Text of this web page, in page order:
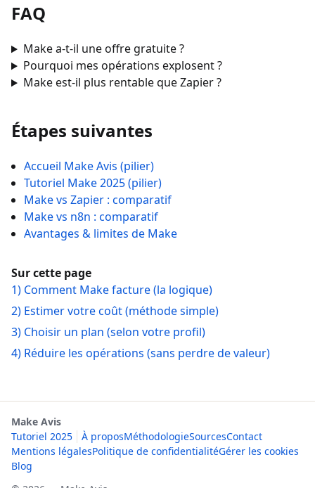
FAQ
Make a-t-il une offre gratuite ?
Pourquoi mes opérations explosent ?
Make est-il plus rentable que Zapier ?
Étapes suivantes
Accueil Make Avis (pilier)
Tutoriel Make 2025 (pilier)
Make vs Zapier : comparatif
Make vs n8n : comparatif
Avantages & limites de Make
Sur cette page
1) Comment Make facture (la logique)
2) Estimer votre coût (méthode simple)
3) Choisir un plan (selon votre profil)
4) Réduire les opérations (sans perdre de valeur)
Make Avis
Tutoriel 2025
À proposMéthodologieSourcesContact
Mentions légalesPolitique de confidentialitéGérer les cookies
Blog